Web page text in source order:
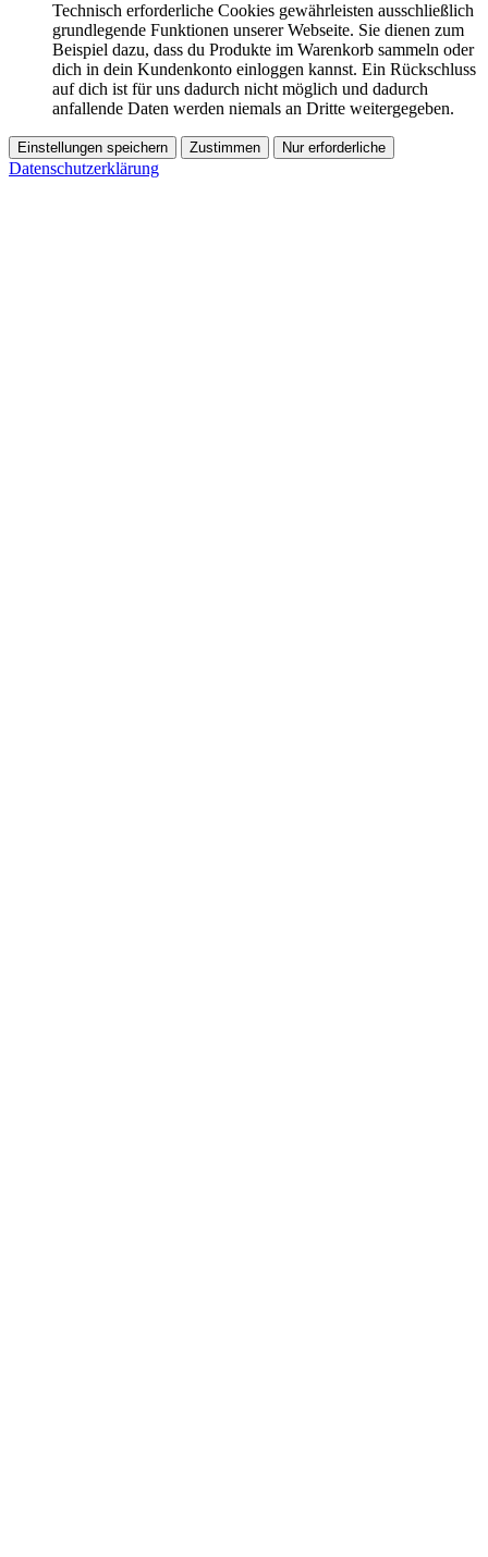
Technisch erforderliche Cookies gewährleisten ausschließlich
grundlegende Funktionen unserer Webseite. Sie dienen zum
Beispiel dazu, dass du Produkte im Warenkorb sammeln oder
dich in dein Kundenkonto einloggen kannst. Ein Rückschluss
auf dich ist für uns dadurch nicht möglich und dadurch
anfallende Daten werden niemals an Dritte weitergegeben.
Einstellungen speichern Zustimmen Nur erforderliche
Datenschutzerklärung